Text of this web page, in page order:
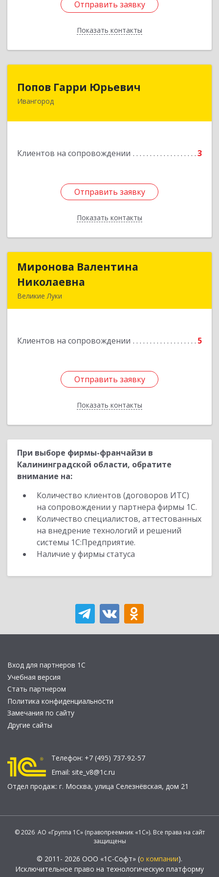
Отправить заявку
Показать контакты
Отправить заявку
Назад
Попов Гарри Юрьевич
Ивангород
Клиентов на сопровождении 3
Отправить заявку
Показать контакты
Отправить заявку
Назад
Миронова Валентина
Николаевна
Великие Луки
Клиентов на сопровождении 5
Отправить заявку
Показать контакты
Миронова Валентина
Отправить заявку
Назад
При выборе фирмы-франчайзи в
Калининградской области, обратите
внимание на:
Количество клиентов (договоров ИТС)
на сопровождении у партнера фирмы 1С.
Количество специалистов, аттестованных
на внедрение технологий и решений
системы 1С:Предприятие.
Наличие у фирмы статуса
Вход для партнеров 1С
Учебная версия
Стать партнером
Политика конфиденциальности
Замечания по сайту
Другие сайты
Телефон: +7 (495) 737-92-57
Email: site_v8@1c.ru
Отдел продаж: г. Москва, улица Селезнёвская, дом 21
© 2026 АО «Группа 1С» (правопреемник «1С»). Все права на сайт
защищены
© 2011- 2026 ООО «1С-Софт» (о компании).
Исключительное право на технологическую платформу